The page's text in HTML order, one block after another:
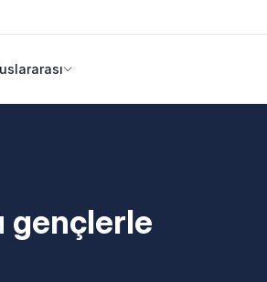
gençlerle